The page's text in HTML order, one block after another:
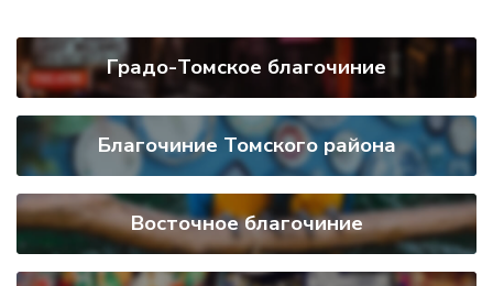
Градо-Томское благочиние
Благочиние Томского района
Восточное благочиние